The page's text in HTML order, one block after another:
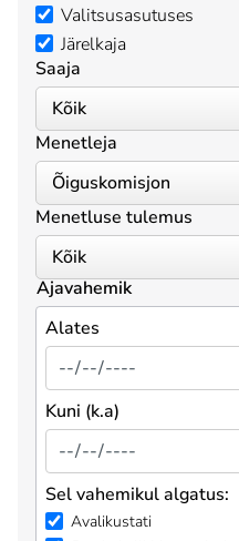
Valitsusasutuses
Järelkaja
Saaja
Menetleja
Menetluse tulemus
Ajavahemik
Alates
Kuni (k.a)
Sel vahemikul algatus:
Avalikustati